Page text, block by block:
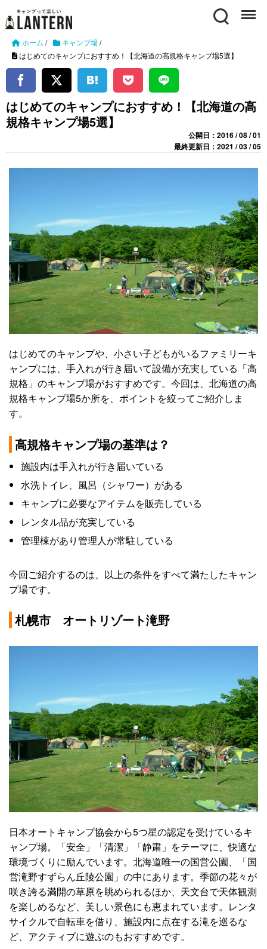
Search Menu
ホーム / キャンプ場/
はじめてのキャンプにおすすめ！【北海道の高規格キャンプ場5選】
はじめてのキャンプにおすすめ！【北海道の高
規格キャンプ場5選】
公開日：2016 / 08 / 01
最終更新日：2021 / 03 / 05
はじめてのキャンプや、小さい子どもがいるファミリーキ
ャンプには、手入れが行き届いて設備が充実している「高
規格」のキャンプ場がおすすめです。今回は、北海道の高
規格キャンプ場5か所を、ポイントを絞ってご紹介しま
す。
高規格キャンプ場の基準は？
施設内は手入れが行き届いている
水洗トイレ、風呂（シャワー）がある
キャンプに必要なアイテムを販売している
レンタル品が充実している
管理棟があり管理人が常駐している
今回ご紹介するのは、以上の条件をすべて満たしたキャン
プ場です。
札幌市 オートリゾート滝野
日本オートキャンプ協会から5つ星の認定を受けているキ
ャンプ場。「安全」「清潔」「静粛」をテーマに、快適な
環境づくりに励んでいます。北海道唯一の国営公園、「国
営滝野すずらん丘陵公園」の中にあります。季節の花々が
咲き誇る満開の草原を眺められるほか、天文台で天体観測
を楽しめるなど、美しい景色にも恵まれています。レンタ
サイクルで自転車を借り、施設内に点在する滝を巡るな
ど、アクティブに遊ぶのもおすすめです。